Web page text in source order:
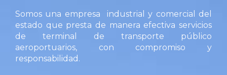
Somos una empresa industrial y comercial del
estado que presta de manera efectiva servicios
de terminal de transporte público
aeroportuarios, con compromiso y
responsabilidad.